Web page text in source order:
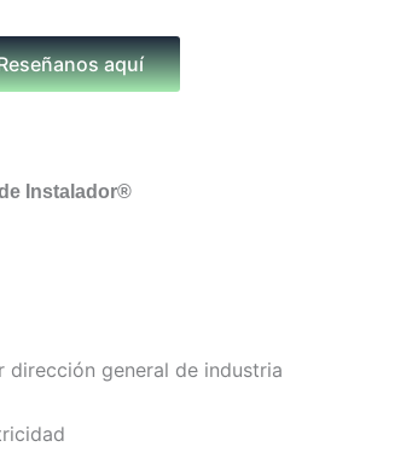
aquí
Instalador®